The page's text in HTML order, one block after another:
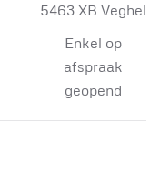
5463 XB Veghel
Enkel op
afspraak
geopend